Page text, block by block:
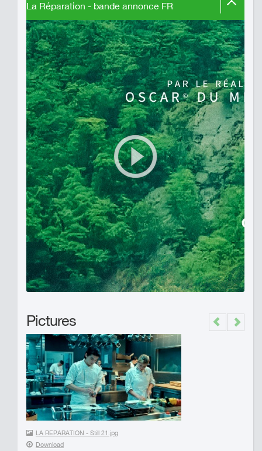
La Réparation - bande annonce FR
Pictures
LA REPARATION - Still 21.jpg
Download
Previous
Next